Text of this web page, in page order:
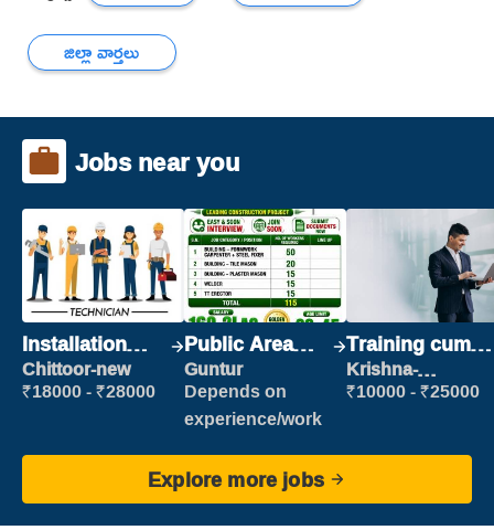
జిల్లా వార్తలు
Jobs near you
Installation
Engineer/
Helper
Chittoor-new
₹18000 - ₹28000
Public Area
Cleaner
Guntur
Depends on
experience/work
Training cum
Placement
Krishna-
vijayawada
₹10000 - ₹25000
Explore more jobs